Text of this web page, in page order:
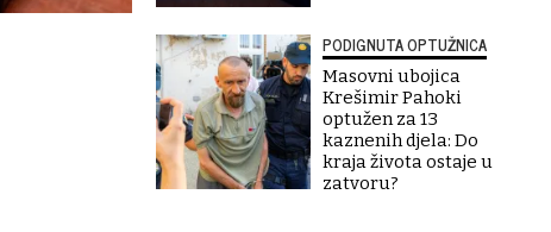
PODIGNUTA OPTUŽNICA
Masovni ubojica
Krešimir Pahoki
optužen za 13
kaznenih djela: Do
kraja života ostaje u
zatvoru?